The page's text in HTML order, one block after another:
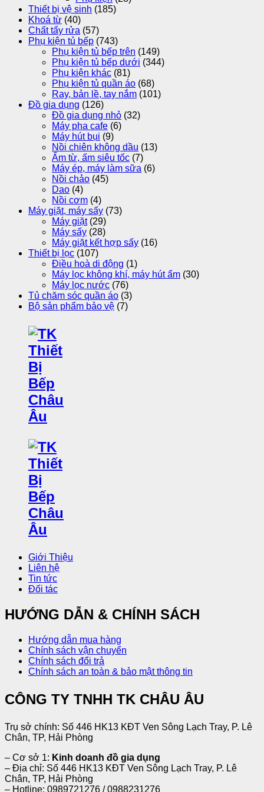
Thiết bị vệ sinh (185)
Khoá từ (40)
Chất tẩy rửa (57)
Phụ kiện tủ bếp (743)
Phụ kiện tủ bếp trên (149)
Phụ kiện tủ bếp dưới (344)
Phụ kiện khác (81)
Phụ kiện tủ quần áo (68)
Ray, bản lề, tay nắm (101)
Đồ gia dụng (126)
Đồ gia dụng nhỏ (32)
Máy pha cafe (6)
Máy hút bụi (9)
Nồi chiên không dầu (13)
Ấm từ, ấm siêu tốc (7)
Máy ép, máy làm sữa (6)
Nồi chảo (45)
Dao (4)
Nồi cơm (4)
Máy giặt, máy sấy (73)
Máy giặt (29)
Máy sấy (28)
Máy giặt kết hợp sấy (16)
Thiết bị lọc (107)
Điều hoà di động (1)
Máy lọc không khí, máy hút ẩm (30)
Máy lọc nước (76)
Tủ chăm sóc quần áo (3)
Bộ sản phẩm bảo vệ (7)
Giới Thiệu
Liên hệ
Tin tức
Đối tác
HƯỚNG DẪN & CHÍNH SÁCH
Hướng dẫn mua hàng
Chính sách vận chuyển
Chính sách đổi trả
Chính sách an toàn & bảo mật thông tin
CÔNG TY TNHH TK CHÂU ÂU
Trụ sở chính: Số 446 HK13 KĐT Ven Sông Lạch Tray, P. Lê
Chân, TP, Hải Phòng
– Cơ sở 1: Kinh doanh đồ gia dụng
– Địa chỉ: Số 446 HK13 KĐT Ven Sông Lạch Tray, P. Lê
Chân, TP, Hải Phòng
– Hotline: 0989721276 / 0988231276